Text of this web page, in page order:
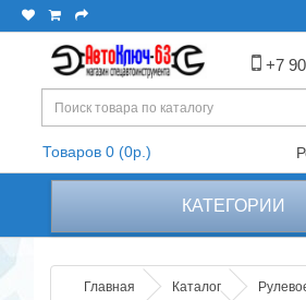
+7
Товаров 0 (0р.)
КАТЕГОРИИ
Главная Каталог